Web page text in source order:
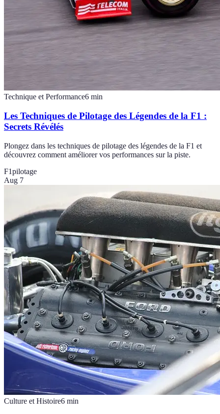
Technique et Performance6 min
Les Techniques de Pilotage des Légendes de la F1 :
Secrets Révélés
Plongez dans les techniques de pilotage des légendes de la F1 et
découvrez comment améliorer vos performances sur la piste.
F1pilotage
Aug 7
Culture et Histoire6 min